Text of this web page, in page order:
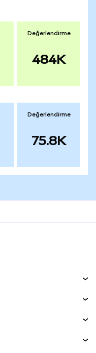
Değerlendirme
484K
Değerlendirme
75.8K